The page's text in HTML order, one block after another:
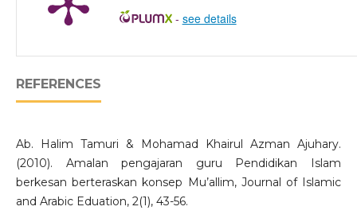
- see details
REFERENCES
Ab. Halim Tamuri & Mohamad Khairul Azman Ajuhary.
(2010). Amalan pengajaran guru Pendidikan Islam
berkesan berteraskan konsep Mu’allim, Journal of Islamic
and Arabic Eduation, 2(1), 43-56.